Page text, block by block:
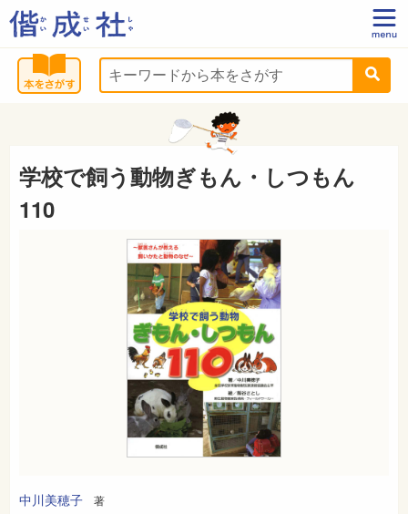
学校で飼う動物ぎもん・しつもん
110
中川美穂子 著